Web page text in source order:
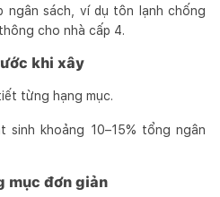
ngân sách, ví dụ tôn lạnh chống
cho nhà cấp 4.
khi xây
từng hạng mục.
sinh khoảng 10–15% tổng ngân
mục đơn giản